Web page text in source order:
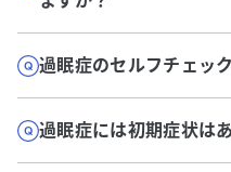
過眠症のセルフチェッ
過眠症には初期症状は